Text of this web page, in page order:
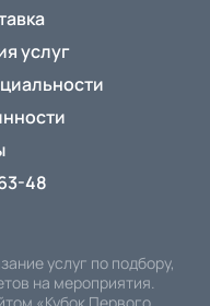
услуг
48
услуг по подбору,
на мероприятия.